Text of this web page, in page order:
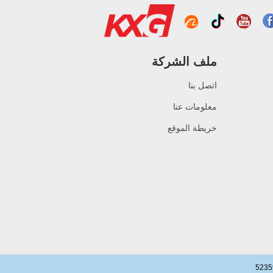
الصين مصنع الأمن الزجاجي
10 ملم الباب، سلامة 10 ملم
الزجاج المقوى الباب الخارجي
الجدار الزجاجي أسعار الجملة
معزول الزجاج الثلاثي
ملف الشركة
اتصل بنا
معلومات عنا
خريطة الموقع